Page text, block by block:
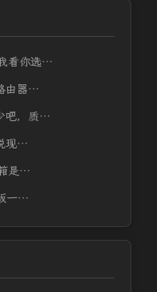
看你选…
由器…
吧，质…
现…
是…
一…